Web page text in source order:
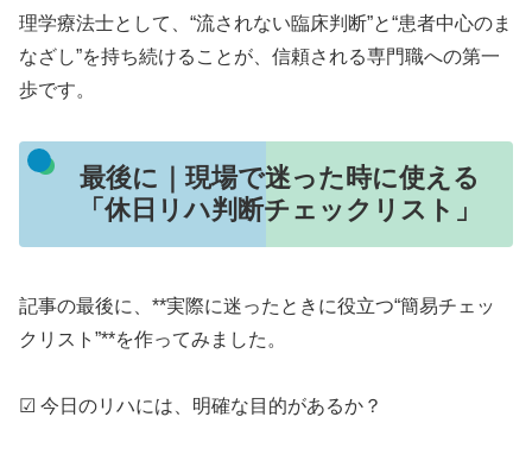
理学療法士として、“流されない臨床判断”と“患者中心のま
なざし”を持ち続けることが、信頼される専門職への第一
歩です。
最後に｜現場で迷った時に使える
「休日リハ判断チェックリスト」
記事の最後に、**実際に迷ったときに役立つ“簡易チェッ
クリスト”**を作ってみました。
☑ 今日のリハには、明確な目的があるか？